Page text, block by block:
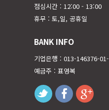
점심시간 : 12:00 - 13:00
휴무 : 토,일, 공휴일
BANK INFO
기업은행 : 013-146376-
예금주 : 표영복
twitterfacebook